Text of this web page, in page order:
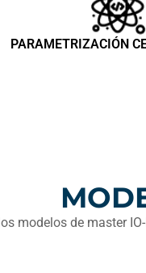
PARAMETRIZACIÓN
modelos de master